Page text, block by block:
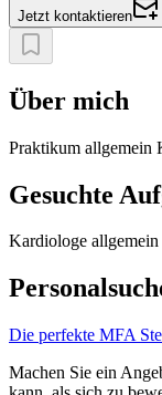
Jetzt kontaktieren
Über mich
Praktikum allgemein
Gesuchte
Kardiologe
Die perfekte MFA
Machen Sie ein